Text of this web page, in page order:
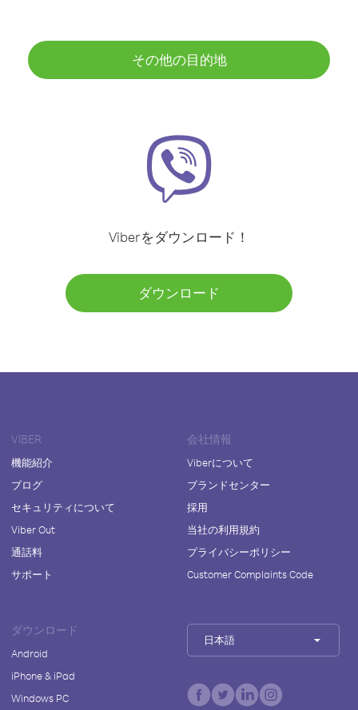
その他の目的地
Viberをダウンロード！
ダウンロード
VIBER
機能紹介
ブログ
セキュリティについて
Viber Out
通話料
サポート
会社情報
Viberについて
ブランドセンター
採用
当社の利用規約
プライバシーポリシー
Customer Complaints Code
ダウンロード
Android
iPhone & iPad
Windows PC
日本語